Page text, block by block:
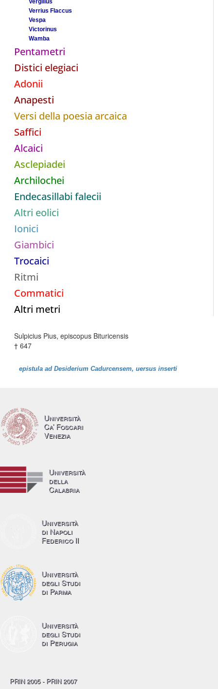
Vergilius
Verrius Flaccus
Vespa
Victorinus
Wamba
Pentametri
Distici elegiaci
Adonii
Anapesti
Versi della poesia arcaica
Saffici
Alcaici
Asclepiadei
Archilochei
Endecasillabi falecii
Altri eolici
Ionici
Giambici
Trocaici
Ritmi
Commatici
Altri metri
Sulpicius Pius, episcopus Bituricensis
† 647
epistula ad Desiderium Cadurcensem, uersus inserti
Università
Ca’ Foscari
Venezia
Università
della
Calabria
Università
di Napoli
Federico II
Università
degli Studi
di Parma
Università
degli Studi
di Perugia
PRIN 2005 - PRIN 2007